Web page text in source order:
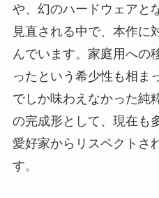
や、幻のハードウェアと
見直される中で、本作に
んでいます。家庭用への
ったという希少性も相ま
でしか味わえなかった純
の完成形として、現在も
愛好家からリスペクトさ
す。